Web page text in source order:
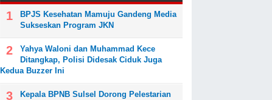
BPJS Kesehatan Mamuju Gandeng Media
Sukseskan Program JKN
Yahya Waloni dan Muhammad Kece
Ditangkap, Polisi Didesak Ciduk Juga
Kedua Buzzer Ini
Kepala BPNB Sulsel Dorong Pelestarian